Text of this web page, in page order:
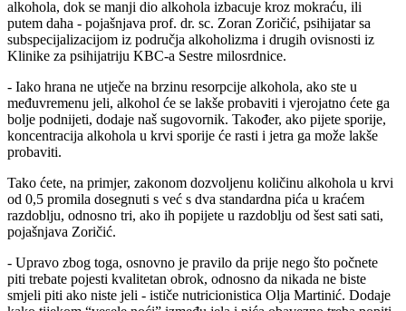
alkohola, dok se manji dio alkohola izbacuje kroz mokraću, ili
putem daha - pojašnjava prof. dr. sc. Zoran Zoričić, psihijatar sa
subspecijalizacijom iz područja alkoholizma i drugih ovisnosti iz
Klinike za psihijatriju KBC-a Sestre milosrdnice.
- Iako hrana ne utječe na brzinu resorpcije alkohola, ako ste u
međuvremenu jeli, alkohol će se lakše probaviti i vjerojatno ćete ga
bolje podnijeti, dodaje naš sugovornik. Također, ako pijete sporije,
koncentracija alkohola u krvi sporije će rasti i jetra ga može lakše
probaviti.
Tako ćete, na primjer, zakonom dozvoljenu količinu alkohola u krvi
od 0,5 promila dosegnuti s već s dva standardna pića u kraćem
razdoblju, odnosno tri, ako ih popijete u razdoblju od šest sati sati,
pojašnjava Zoričić.
- Upravo zbog toga, osnovno je pravilo da prije nego što počnete
piti trebate pojesti kvalitetan obrok, odnosno da nikada ne biste
smjeli piti ako niste jeli - ističe nutricionistica Olja Martinić. Dodaje